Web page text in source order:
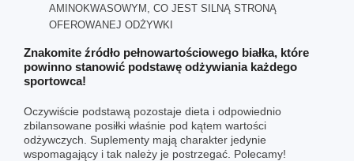
AMINOKWASOWYM, CO JEST SILNĄ STRONĄ
OFEROWANEJ ODŻYWKI
Znakomite źródło pełnowartościowego białka, które
powinno stanowić podstawę odżywiania każdego
sportowca!
Oczywiście podstawą pozostaje dieta i odpowiednio
zbilansowane posiłki właśnie pod kątem wartości
odżywczych. Suplementy mają charakter jedynie
wspomagający i tak należy je postrzegać. Polecamy!